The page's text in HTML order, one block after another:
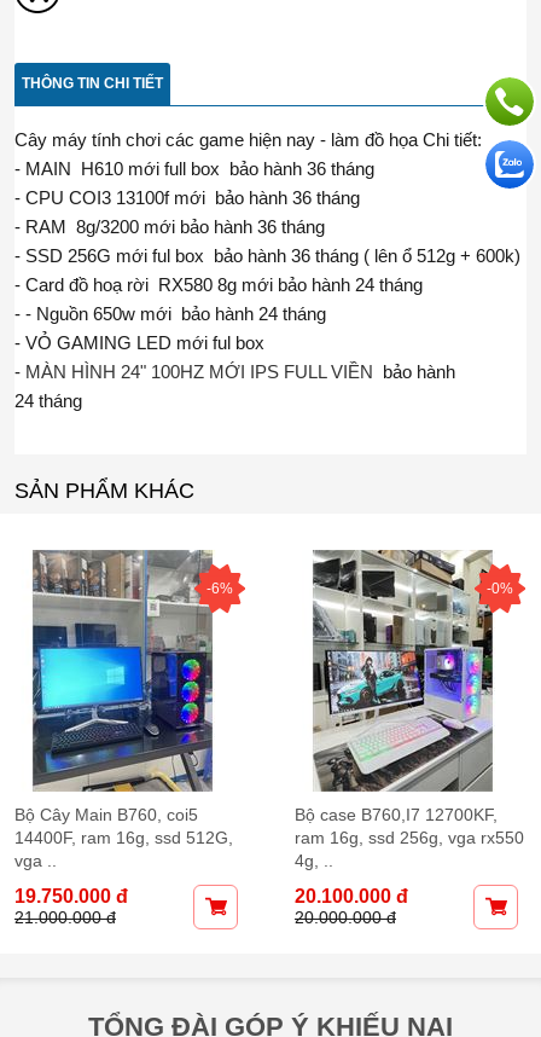
THÔNG TIN CHI TIẾT
Cây máy tính chơi các game hiện nay - làm đồ họa Chi tiết:
- MAIN H610 mới full box bảo hành 36 tháng
- CPU COI3 13100f mới bảo hành 36 tháng
- RAM 8g/3200 mới bảo hành 36 tháng
- SSD 256G mới ful box bảo hành 36 tháng ( lên ổ 512g + 600k)
- Card đồ hoạ rời RX580 8g mới bảo hành 24 tháng
- - Nguồn 650w mới bảo hành 24 tháng
- VỎ GAMING LED mới ful box
- MÀN HÌNH 24" 100HZ MỚI IPS FULL VIỀN
bảo hành
24 tháng
SẢN PHẨM KHÁC
-0%
rx550
-14%
Bộ main H610, i3 13100f, ram
16g, ssd 256g, vga RX550 4g
13.300.000 đ
15.500.000 đ
Bộ Cây H610,cpu
13100f, ram 8g,
12.000.000 đ
13.500.000 đ
TỔNG ĐÀI GÓP Ý KHIẾU NẠI